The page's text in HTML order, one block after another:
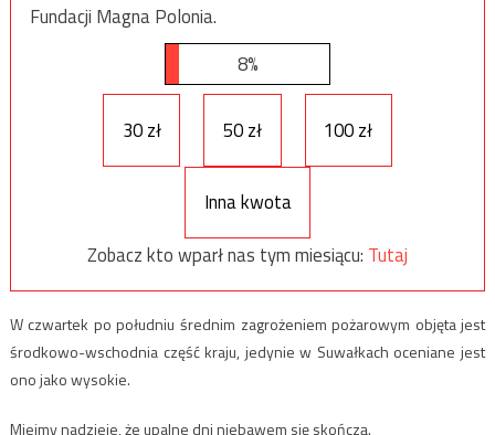
Fundacji Magna Polonia.
8%
30 zł 50 zł 100 zł
Inna kwota
Zobacz kto wparł nas tym miesiącu: Tutaj
W czwartek po południu średnim zagrożeniem pożarowym objęta jest
środkowo-wschodnia część kraju, jedynie w Suwałkach oceniane jest
ono jako wysokie.
Miejmy nadzieje, że upalne dni niebawem się skończą.